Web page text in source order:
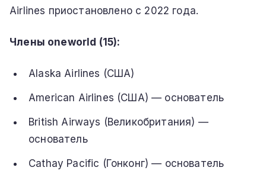
Airlines приостановлено с 2022 года.
Члены oneworld (15):
Alaska Airlines (США)
American Airlines (США) — основатель
British Airways (Великобритания) —
основатель
Cathay Pacific (Гонконг) — основатель